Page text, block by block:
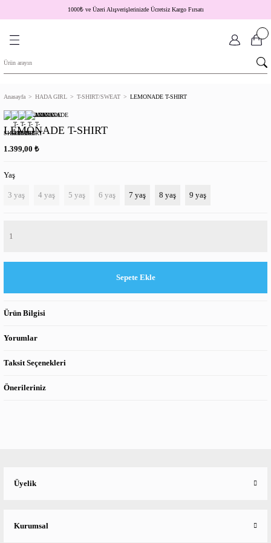
1000₺ve Üzeri Alışverişlerinizde Ücretsiz Kargo Fırsatı
Anasayfa HADA GIRL T-SHIRT/SWEAT LEMONADE T-SHIRT
LEMONADE T-SHIRT
1.399,00 ₺
Yaş
3 yaş 4 yaş 5 yaş 6 yaş 7 yaş 8 yaş 9 yaş
Sepete Ekle
Ürün Bilgisi
Yorumlar
Taksit Seçenekleri
Önerileriniz
Üyelik
Kurumsal